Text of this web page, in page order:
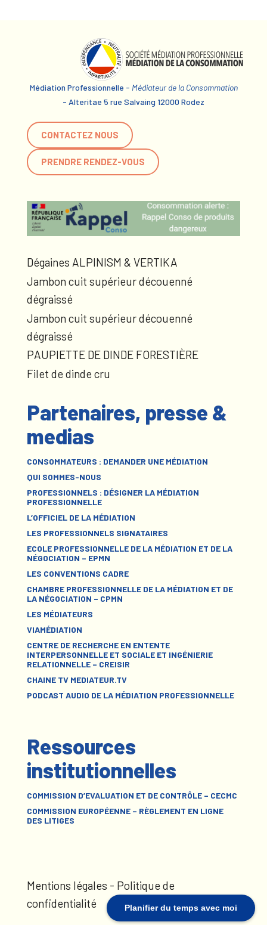
Planifier du temps avec moi
Médiation Professionnelle - Médiateur de la Consommation
- Alteritae 5 rue Salvaing 12000 Rodez
CONTACTEZ NOUS
PRENDRE RENDEZ-VOUS
Dégaines ALPINISM & VERTIKA
Jambon cuit supérieur découenné
dégraissé
Jambon cuit supérieur découenné
dégraissé
PAUPIETTE DE DINDE FORESTIÈRE
Filet de dinde cru
Partenaires, presse &
medias
CONSOMMATEURS : DEMANDER UNE MÉDIATION
QUI SOMMES-NOUS
PROFESSIONNELS : DÉSIGNER LA MÉDIATION
PROFESSIONNELLE
L’OFFICIEL DE LA MÉDIATION
LES PROFESSIONNELS SIGNATAIRES
ECOLE PROFESSIONNELLE DE LA MÉDIATION ET DE LA
NÉGOCIATION – EPMN
LES CONVENTIONS CADRE
CHAMBRE PROFESSIONNELLE DE LA MÉDIATION ET DE
LA NÉGOCIATION – CPMN
LES MÉDIATEURS
VIAMÉDIATION
CENTRE DE RECHERCHE EN ENTENTE
INTERPERSONNELLE ET SOCIALE ET INGÉNIERIE
RELATIONNELLE – CREISIR
CHAINE TV MEDIATEUR.TV
PODCAST AUDIO DE LA MÉDIATION PROFESSIONNELLE
Ressources
institutionnelles
COMMISSION D’EVALUATION ET DE CONTRÔLE – CECMC
COMMISSION EUROPÉENNE – RÈGLEMENT EN LIGNE
DES LITIGES
Mentions légales - Politique de
confidentialité